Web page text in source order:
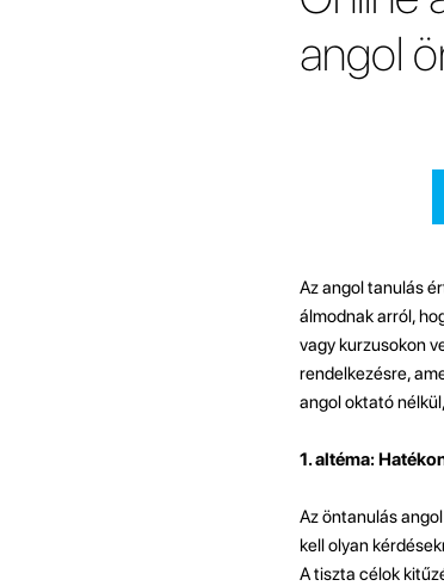
angol
Az angol tanulás
álmodnak arról,
vagy kurzusokon
rendelkezésre,
angol oktató
1. altéma:
Az öntanulás
kell olyan
A tiszta célok